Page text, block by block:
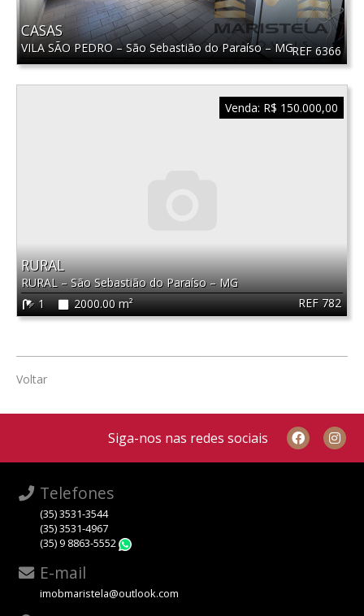
REF 6366
CASAS
VILA SÃO PEDRO–São Sebastião do Paraíso–MG
REF 782
RURAL
RURAL–São Sebastião do Paraíso–MG
1
2000.00 m²
Venda: R$ 150.000,00
Voltar
Siga-nos nas redes sociais
Telefones
(35) 3531-3544
(35) 3531-4967
(35) 9 8863-5552
E-mail
imobmaristela@outlook.com